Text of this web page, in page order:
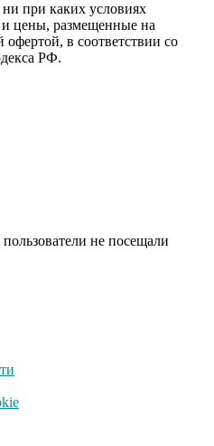
i
вы
это
при каких условиях
цены, размещенные на
в соответствии со
РФ.
не посещали